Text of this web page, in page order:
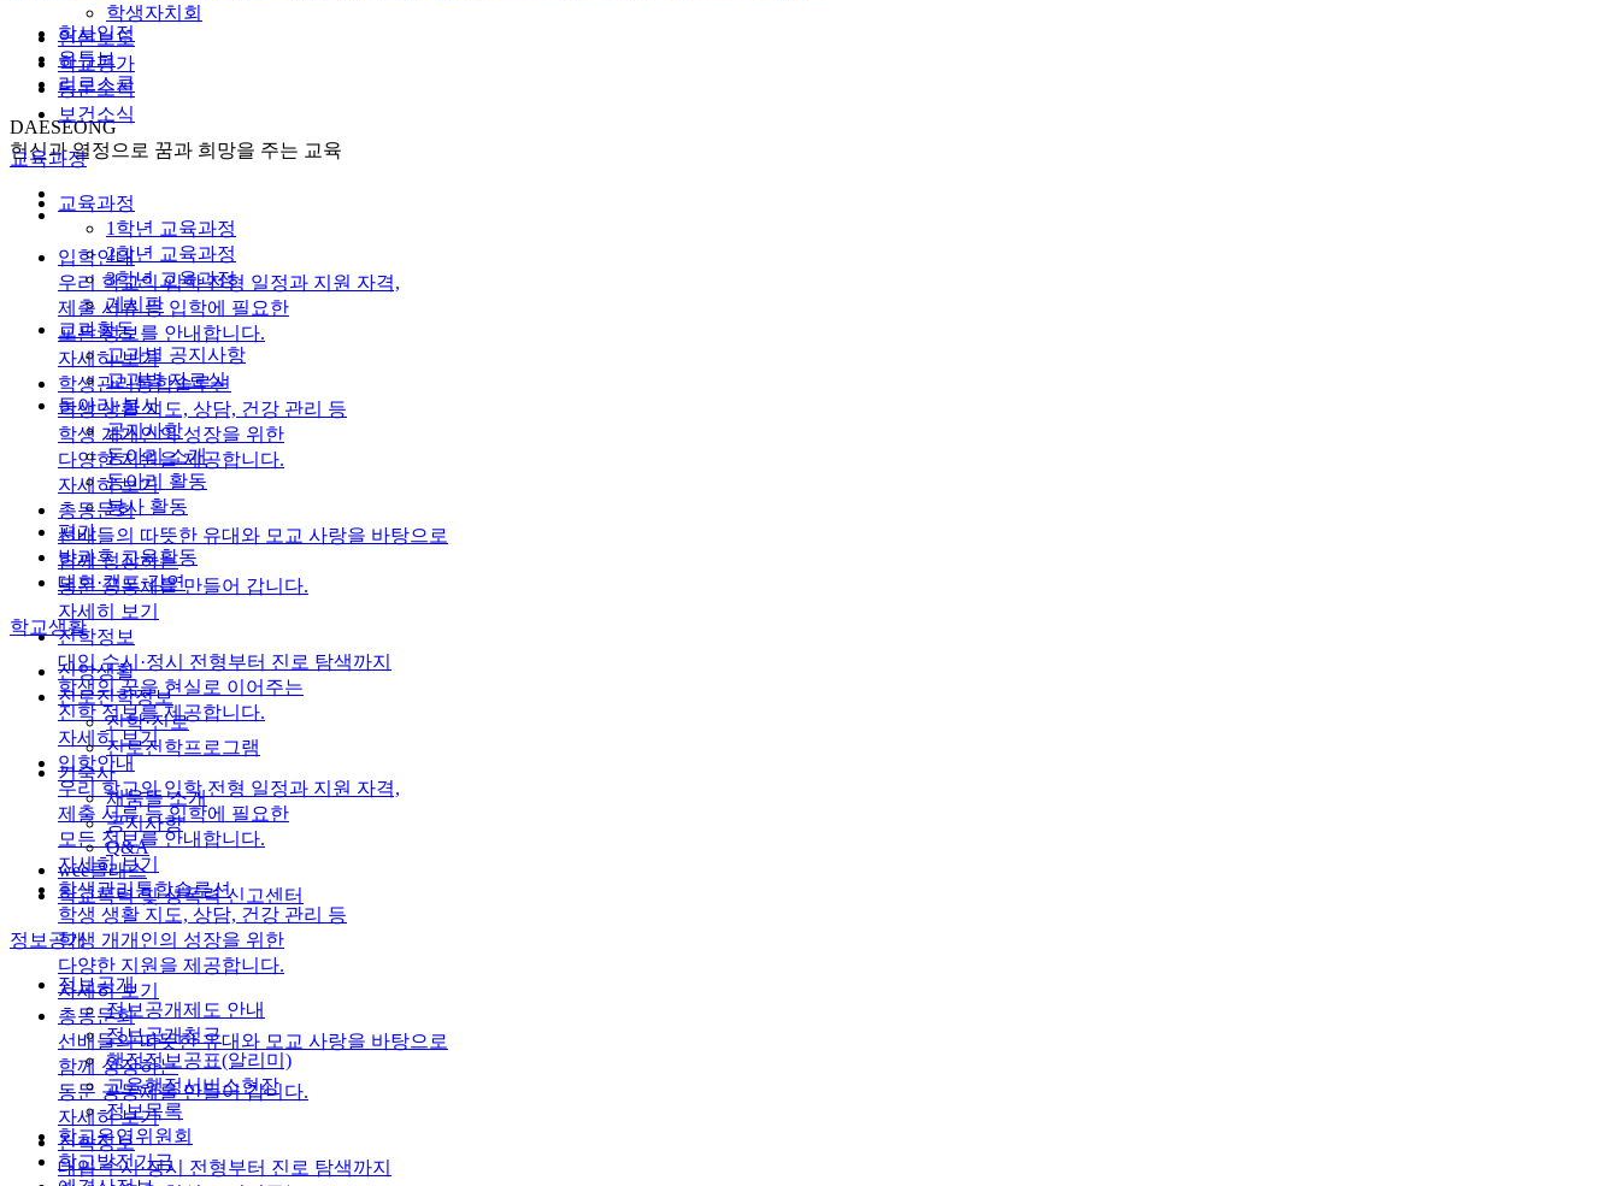
학생자치회
언론보도
학교평가
동문소식
보건소식
교육과정
교육과정
1학년 교육과정
2학년 교육과정
3학년 교육과정
게시판
교과활동
교과별 공지사항
교과별 자료실
동아리·봉사
공지사항
동아리 소개
동아리 활동
봉사 활동
평가
방과후 교육활동
대회·캠프·강연
학교생활
신앙생활
진로진학정보
진학·진로
진로진학프로그램
기숙사
채움뜰 소개
공지사항
Q&A
wee클래스
학교폭력 및 성폭력 신고센터
정보공개
정보공개
정보공개제도 안내
정보공개청구
행정정보공표(알리미)
교육행정서비스현장
정보목록
학교운영위원회
학교발전기금
학사일정
유튜브
리로스쿨
DAESEONG
헌신과 열정으로 꿈과 희망을 주는 교육
입학안내
우리 학교의 입학 전형 일정과 지원 자격,
제출 서류 등 입학에 필요한
모든 정보를 안내합니다.
자세히 보기
학생관리통합솔루션
학생 생활 지도, 상담, 건강 관리 등
학생 개개인의 성장을 위한
다양한 지원을 제공합니다.
자세히 보기
총동문회
선배들의 따뜻한 유대와 모교 사랑을 바탕으로
함께 성장하는
동문 공동체를 만들어 갑니다.
자세히 보기
진학정보
대입 수시·정시 전형부터 진로 탐색까지
학생의 꿈을 현실로 이어주는
진학 정보를 제공합니다.
자세히 보기
입학안내
우리 학교의 입학 전형 일정과 지원 자격,
제출 서류 등 입학에 필요한
모든 정보를 안내합니다.
자세히 보기
학생관리통합솔루션
학생 생활 지도, 상담, 건강 관리 등
학생 개개인의 성장을 위한
다양한 지원을 제공합니다.
자세히 보기
총동문회
선배들의 따뜻한 유대와 모교 사랑을 바탕으로
함께 성장하는
동문 공동체를 만들어 갑니다.
자세히 보기
진학정보
대입 수시·정시 전형부터 진로 탐색까지